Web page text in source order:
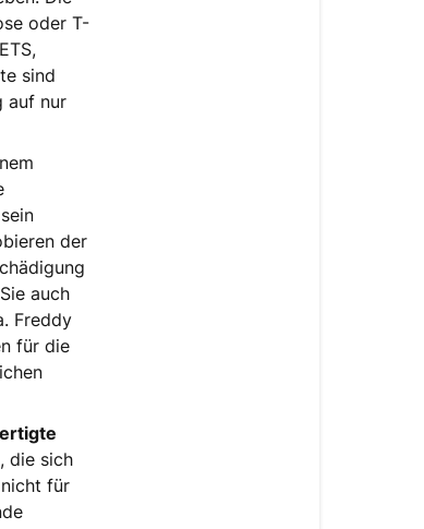
oder T-
sind
auf nur
sein
der
auch
Freddy
für die
die sich
für